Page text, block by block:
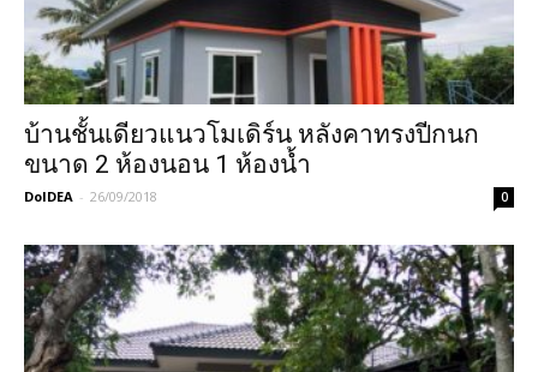
บ้านชั้นเดียวแนวโมเดิร์น หลังคาทรงปีกนก
ขนาด 2 ห้องนอน 1 ห้องน้ำ
DoIDEA - 26/09/2018 0